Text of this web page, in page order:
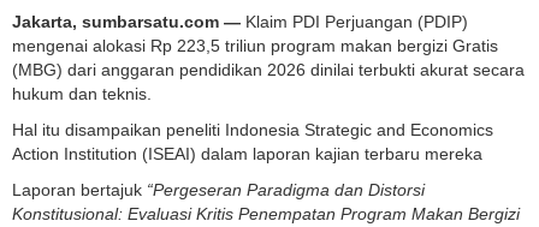
Jakarta, sumbarsatu.com — Klaim PDI Perjuangan (PDIP)
mengenai alokasi Rp 223,5 triliun program makan bergizi Gratis
(MBG) dari anggaran pendidikan 2026 dinilai terbukti akurat secara
hukum dan teknis.
Hal itu disampaikan peneliti Indonesia Strategic and Economics
Action Institution (ISEAI) dalam laporan kajian terbaru mereka
Laporan bertajuk “Pergeseran Paradigma dan Distorsi
Konstitusional: Evaluasi Kritis Penempatan Program Makan Bergizi